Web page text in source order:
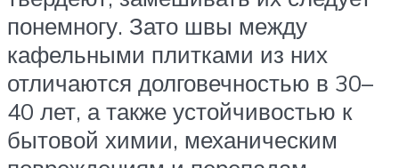
понемногу. Зато швы между
кафельными плитками из них
отличаются долговечностью в 30–
40 лет, а также устойчивостью к
бытовой химии, механическим